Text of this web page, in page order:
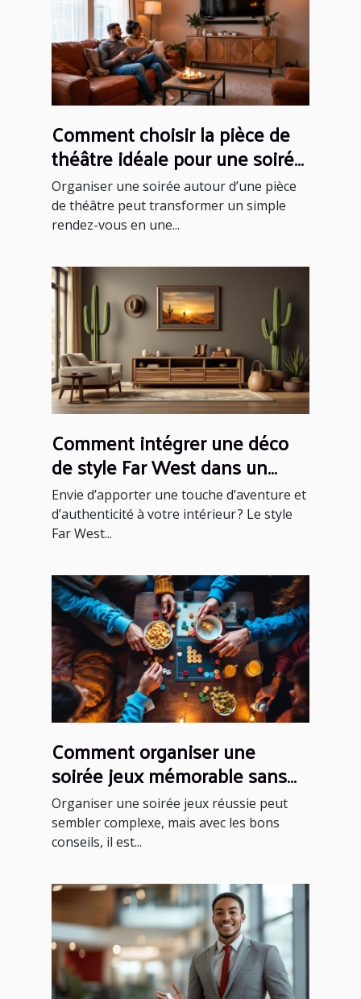
Comment choisir la pièce de
théâtre idéale pour une soirée
réussie ?
Organiser une soirée autour d’une pièce
de théâtre peut transformer un simple
rendez-vous en une...
Comment intégrer une déco
de style Far West dans un
intérieur moderne ?
Envie d’apporter une touche d’aventure et
d’authenticité à votre intérieur ? Le style
Far West...
Comment organiser une
soirée jeux mémorable sans
effort ?
Organiser une soirée jeux réussie peut
sembler complexe, mais avec les bons
conseils, il est...